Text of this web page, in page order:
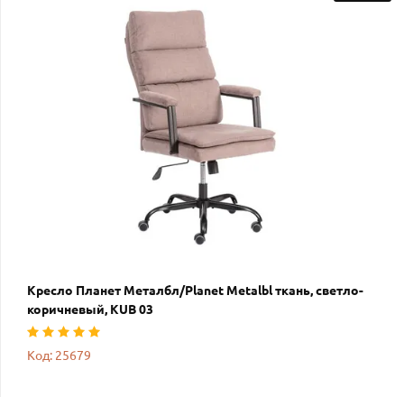
Кресло Планет Металбл/Planet Metalbl ткань, светло-
коричневый, KUB 03
Код: 25679